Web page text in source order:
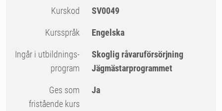
Kurskod SV0049
Kursspråk Engelska
Ingår i utbildnings-
program
Skoglig råvaruförsörjning
Jägmästarprogrammet
Ges som
fristående kurs
Ja